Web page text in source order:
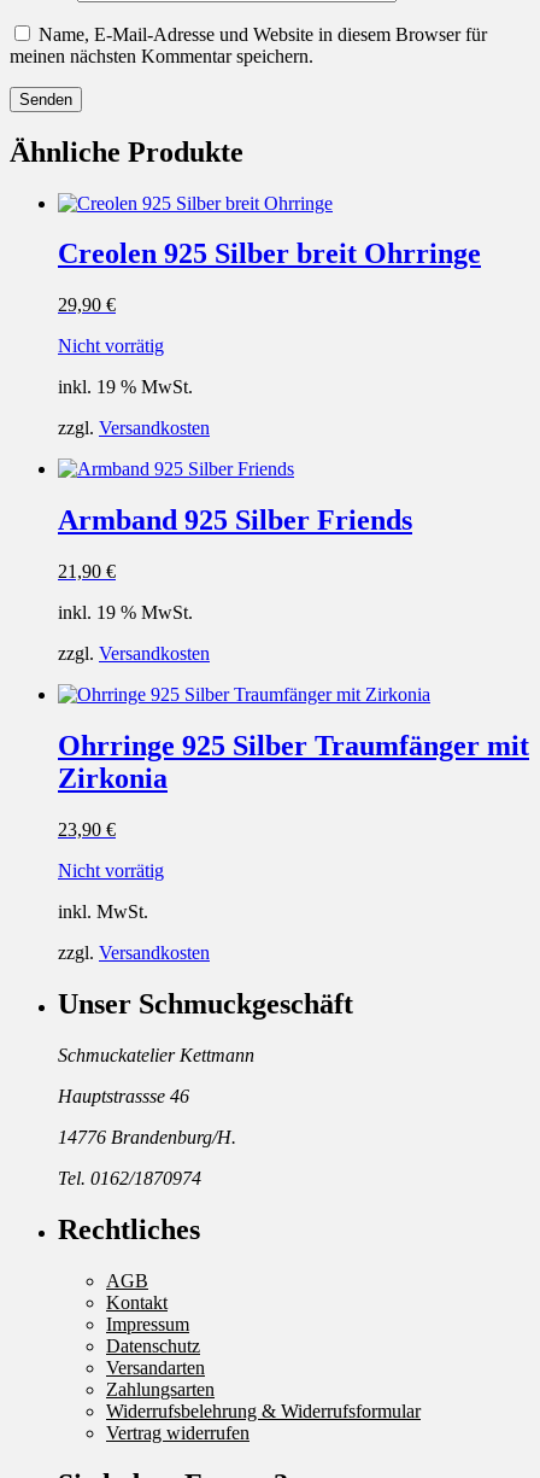
Name, E-Mail-Adresse und Website in diesem Browser für
meinen nächsten Kommentar speichern.
Ähnliche Produkte
Creolen 925 Silber breit Ohrringe
29,90 €
Nicht vorrätig
inkl. 19 % MwSt.
zzgl. Versandkosten
Armband 925 Silber Friends
21,90 €
inkl. 19 % MwSt.
zzgl. Versandkosten
Ohrringe 925 Silber Traumfänger mit
Zirkonia
23,90 €
Nicht vorrätig
inkl. MwSt.
zzgl. Versandkosten
Unser Schmuckgeschäft
Schmuckatelier Kettmann
Hauptstrassse 46
14776 Brandenburg/H.
Tel. 0162/1870974
Rechtliches
AGB
Kontakt
Impressum
Datenschutz
Versandarten
Zahlungsarten
Widerrufsbelehrung & Widerrufsformular
Vertrag widerrufen